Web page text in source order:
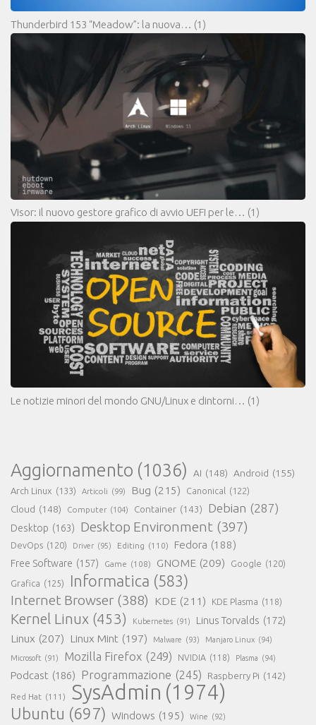
Thunderbird 153 “Meadow”: la nuova… (1)
Visor: il nuovo gestore grafico di avvio UEFI per le… (1)
Le notizie minori del mondo GNU/Linux e dintorni… (1)
Aggiornamento (1036) AI (148) Android (155)
Arch Linux (133) Articoli (99) Bug (215) Canonical (122)
Cloud (148) Computer (104) Container (143) Debian (287)
Desktop (163) Desktop Environment (397)
DevOps (120) Driver (95) Editing (110) Fedora (188)
Free Software (157) Game (108) GNOME (209) Google (120)
Grafica (125) Informatica (583)
Internet Browser (388) KDE (211) KDE Plasma (118)
Kernel Linux (453) Kubernetes (91) Linus Torvalds (172)
Linux (207) Linux Mint (197) Malware (93) Manjaro Linux (94)
Microsoft (91) Mozilla Firefox (249) NVIDIA (118) Plasma (94)
Podcast (186) Programmazione (245) Raspberry Pi (142)
Red Hat (111) SysAdmin (1974)
Ubuntu (697) Windows (195) Wine (92)